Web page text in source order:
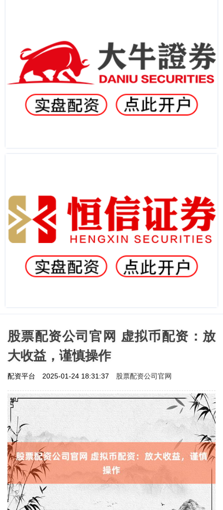
股票配资公司官网 虚拟币配资：放
大收益，谨慎操作
配资平台 2025-01-24 18:31:37 股票配资公司官网